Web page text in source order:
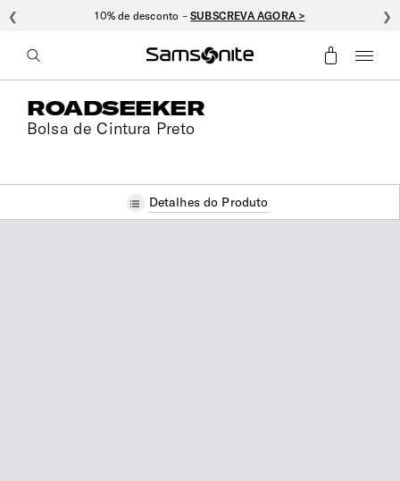
10% de desconto –SUBSCREVA AGORA >
❮ ❯
ROADSEEKER
Bolsa de Cintura Preto
Detalhes do Produto